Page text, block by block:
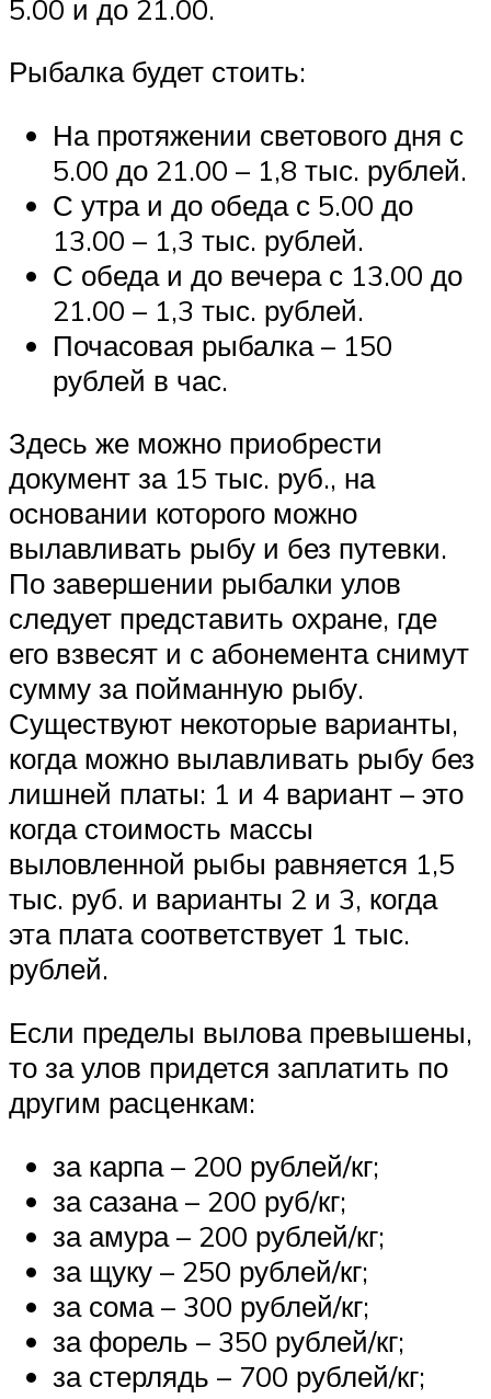
5.00 и до 21.00.
Рыбалка будет стоить:
На протяжении светового дня с
5.00 до 21.00 – 1,8 тыс. рублей.
С утра и до обеда с 5.00 до
13.00 – 1,3 тыс. рублей.
С обеда и до вечера с 13.00 до
21.00 – 1,3 тыс. рублей.
Почасовая рыбалка – 150
рублей в час.
Здесь же можно приобрести
документ за 15 тыс. руб., на
основании которого можно
вылавливать рыбу и без путевки.
По завершении рыбалки улов
следует представить охране, где
его взвесят и с абонемента снимут
сумму за пойманную рыбу.
Существуют некоторые варианты,
когда можно вылавливать рыбу без
лишней платы: 1 и 4 вариант – это
когда стоимость массы
выловленной рыбы равняется 1,5
тыс. руб. и варианты 2 и 3, когда
эта плата соответствует 1 тыс.
рублей.
Если пределы вылова превышены,
то за улов придется заплатить по
другим расценкам:
за карпа – 200 рублей/кг;
за сазана – 200 руб/кг;
за амура – 200 рублей/кг;
за щуку – 250 рублей/кг;
за сома – 300 рублей/кг;
за форель – 350 рублей/кг;
за стерлядь – 700 рублей/кг;